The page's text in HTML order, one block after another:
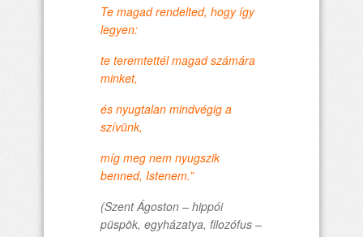
Te magad rendelted, hogy így
legyen:
te teremtettél magad számára
minket,
és nyugtalan mindvégig a
szívünk,
míg meg nem nyugszik
benned, Istenem.”
(Szent Ágoston – hippói
püspök, egyházatya, filozófus –